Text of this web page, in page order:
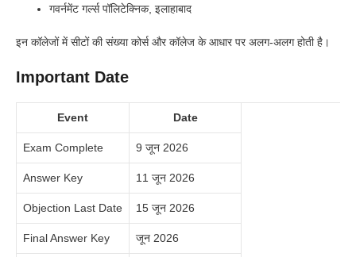
गवर्नमेंट गर्ल्स पॉलिटेक्निक, इलाहाबाद
इन कॉलेजों में सीटों की संख्या कोर्स और कॉलेज के आधार पर अलग-अलग होती है।
Important Date
Event Date
Exam Complete 9 जून 2026
Answer Key 11 जून 2026
Objection Last Date 15 जून 2026
Final Answer Key जून 2026